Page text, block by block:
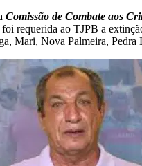
Comissão de Combate aos
requerida ao TJPB a
Mari, Nova Palmeira, Pedra